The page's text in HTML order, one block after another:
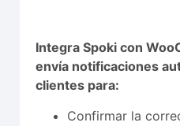
Integra Spoki con
envía notificaciones
clientes para:
Confirmar la